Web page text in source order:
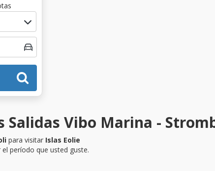
Salidas Vibo Marina -
para visitar Islas Eolie
período que usted guste.